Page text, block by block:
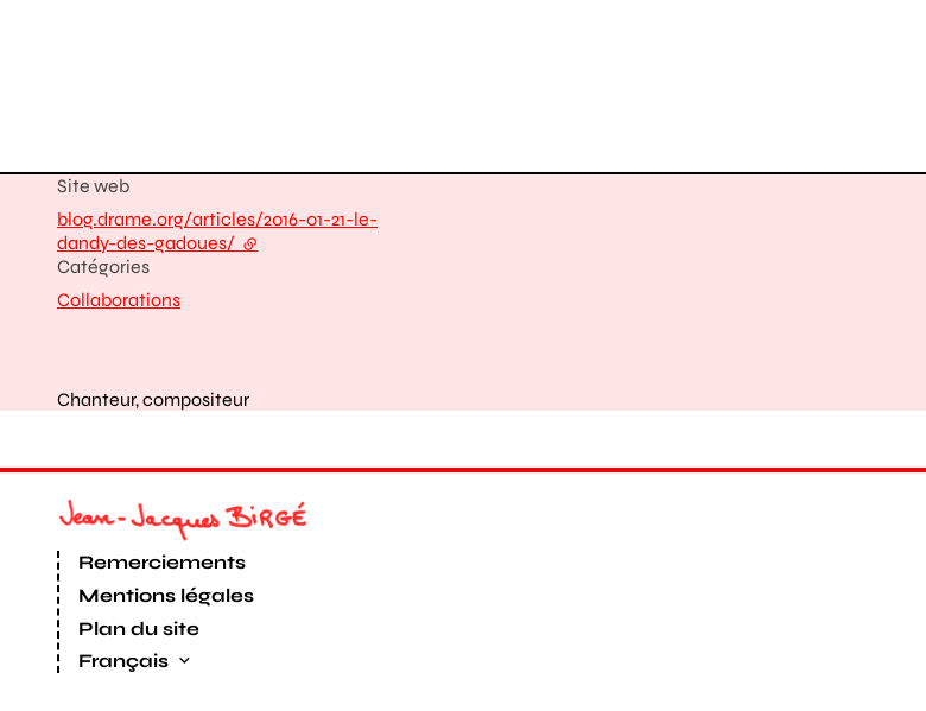
Catégories
Collaborations
Site web
blog.drame.org/articles/2016-01-21-le-
dandy-des-gadoues/ - lien externe
Chanteur, compositeur
Remerciements
Mentions légales
Plan du site
Français